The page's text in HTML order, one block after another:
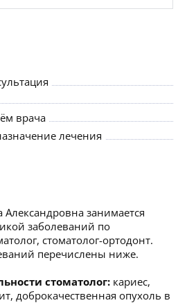
врача
лечения
занимается
заболеваний по
стоматолог-ортодонт.
перечислены ниже.
стоматолог: кариес,
доброкачественная опухоль в